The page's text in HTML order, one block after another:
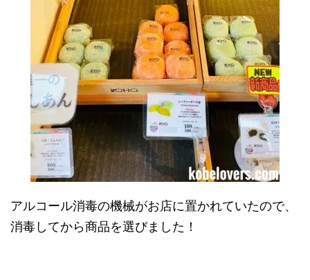
アルコール消毒の機械がお店に置かれていたので、
消毒してから商品を選びました！